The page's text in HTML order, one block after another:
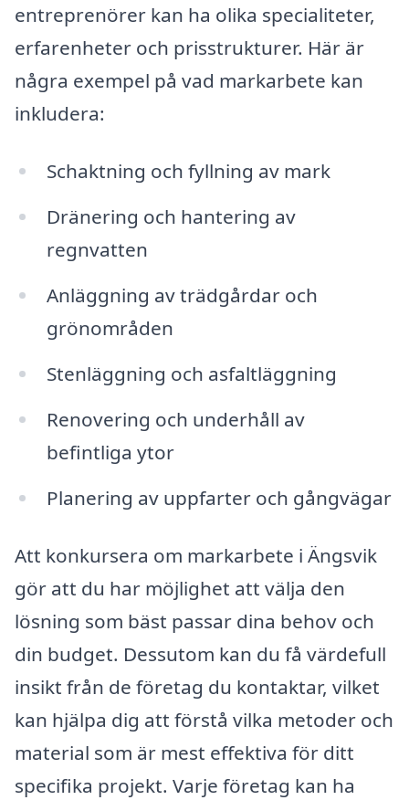
entreprenörer kan ha olika specialiteter,
erfarenheter och prisstrukturer. Här är
några exempel på vad markarbete kan
inkludera:
Schaktning och fyllning av mark
Dränering och hantering av
regnvatten
Anläggning av trädgårdar och
grönområden
Stenläggning och asfaltläggning
Renovering och underhåll av
befintliga ytor
Planering av uppfarter och gångvägar
Att konkursera om markarbete i Ängsvik
gör att du har möjlighet att välja den
lösning som bäst passar dina behov och
din budget. Dessutom kan du få värdefull
insikt från de företag du kontaktar, vilket
kan hjälpa dig att förstå vilka metoder och
material som är mest effektiva för ditt
specifika projekt. Varje företag kan ha